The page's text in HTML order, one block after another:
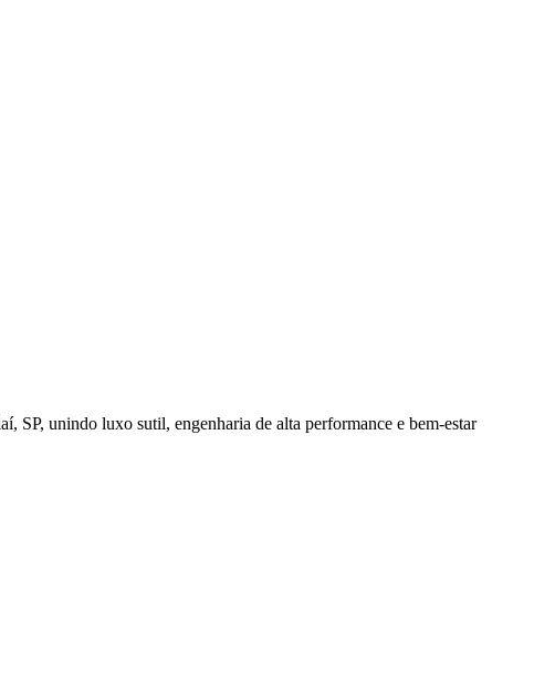
SP, unindo luxo sutil, engenharia de alta performance e bem-estar